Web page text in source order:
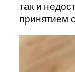
так и
принятием